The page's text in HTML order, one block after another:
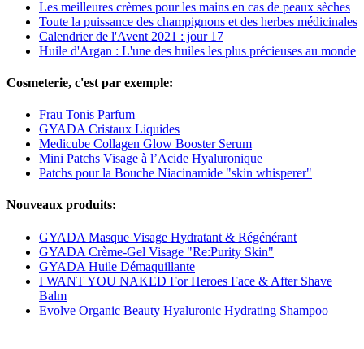
Les meilleures crèmes pour les mains en cas de peaux sèches
Toute la puissance des champignons et des herbes médicinales
Calendrier de l'Avent 2021 : jour 17
Huile d'Argan : L'une des huiles les plus précieuses au monde
Cosmeterie, c'est par exemple:
Frau Tonis Parfum
GYADA Cristaux Liquides
Medicube Collagen Glow Booster Serum
Mini Patchs Visage à l’Acide Hyaluronique
Patchs pour la Bouche Niacinamide "skin whisperer"
Nouveaux produits:
GYADA Masque Visage Hydratant & Régénérant
GYADA Crème-Gel Visage "Re:Purity Skin"
GYADA Huile Démaquillante
I WANT YOU NAKED For Heroes Face & After Shave
Balm
Evolve Organic Beauty Hyaluronic Hydrating Shampoo